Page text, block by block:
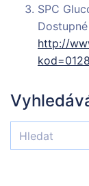
SPC
http://